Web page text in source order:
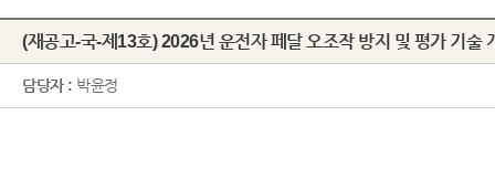
(재공고-국-제13호) 2026년 운전자 페달 오조작 방지 및 평가 기술
담당자 : 박윤정